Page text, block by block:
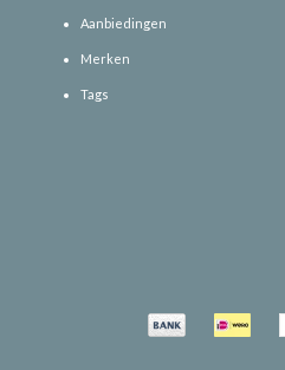
Aanbiedingen
Merken
Tags